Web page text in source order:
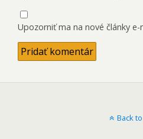
Upozorniť ma na nové články e-
Back